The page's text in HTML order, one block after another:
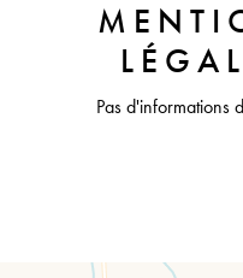
Pas d'informations